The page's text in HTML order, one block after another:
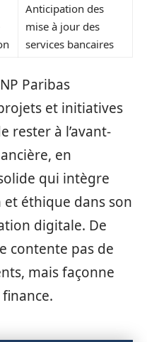
Anticipation des
mise à jour des
services bancaires
Paribas
et initiatives
rester à l’avant-
en
qui intègre
éthique dans son
digitale. De
contente pas de
mais façonne